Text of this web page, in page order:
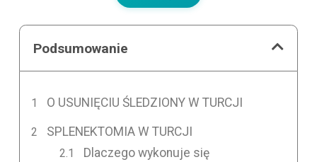
Podsumowanie
O USUNIĘCIU ŚLEDZIONY W TURCJI
SPLENEKTOMIA W TURCJI
Dlaczego wykonuje się